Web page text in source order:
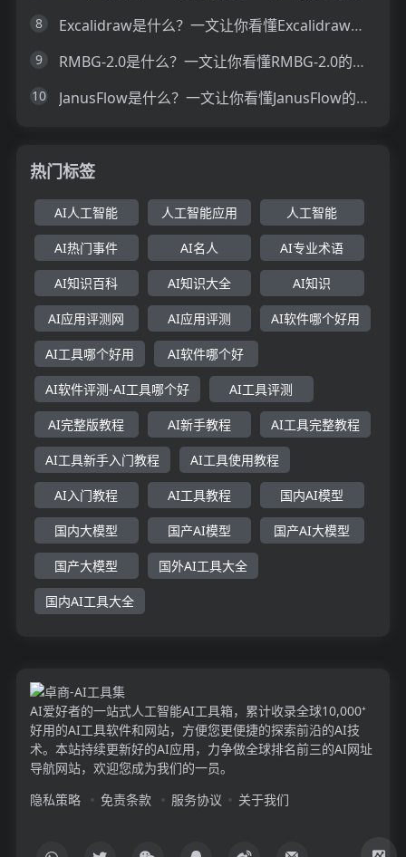
8 Excalidraw是什么？一文让你看懂Excalidraw的技术原理、主要功能、应用场景
9 RMBG-2.0是什么？一文让你看懂RMBG-2.0的技术原理、主要功能、应用场景
10 JanusFlow是什么？一文让你看懂JanusFlow的技术原理、主要功能、应用场景
热门标签
AI人工智能 人工智能应用 人工智能
AI热门事件 AI名人 AI专业术语
AI知识百科 AI知识大全 AI知识
AI应用评测网 AI应用评测 AI软件哪个好用
AI工具哪个好用 AI软件哪个好
AI软件评测-AI工具哪个好 AI工具评测
AI完整版教程 AI新手教程 AI工具完整教程
AI工具新手入门教程 AI工具使用教程
AI入门教程 AI工具教程 国内AI模型
国内大模型 国产AI模型 国产AI大模型
国产大模型 国外AI工具大全
国内AI工具大全
AI爱好者的一站式人工智能AI工具箱，累计收录全球10,000⁺
好用的AI工具软件和网站，方便您更便捷的探索前沿的AI技
术。本站持续更新好的AI应用，力争做全球排名前三的AI网址
导航网站，欢迎您成为我们的一员。
隐私策略
免责条款 服务协议 关于我们